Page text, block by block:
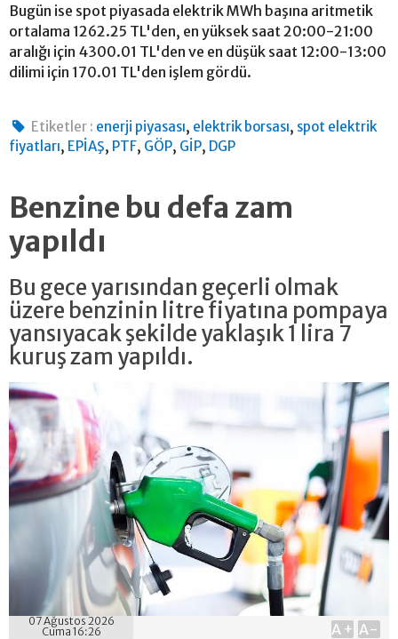
Bugün ise spot piyasada elektrik MWh başına aritmetik
ortalama 1262.25 TL'den, en yüksek saat 20:00-21:00
aralığı için 4300.01 TL'den ve en düşük saat 12:00-13:00
dilimi için 170.01 TL'den işlem gördü.
Etiketler : enerji piyasası, elektrik borsası, spot elektrik
fiyatları, EPİAŞ, PTF, GÖP, GİP, DGP
Benzine bu defa zam
yapıldı
Bu gece yarısından geçerli olmak
üzere benzinin litre fiyatına pompaya
yansıyacak şekilde yaklaşık 1 lira 7
kuruş zam yapıldı.
07 Ağustos 2026
Cuma 16:26
A+ A-